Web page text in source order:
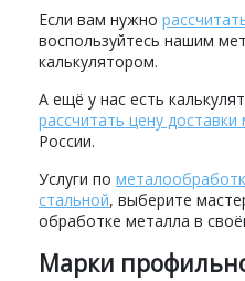
Если вам нужно
воспользуйтесь нашим
калькулятором.
А ещё у нас есть
рассчитать цену доставки
России.
Услуги по
стальной, выберите
обработке металла в
Марки